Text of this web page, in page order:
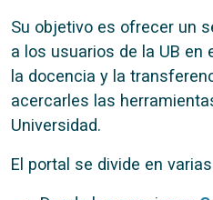
Su objetivo es ofrecer un
a los usuarios de la UB en
la docencia y la
acercarles las
Universidad.
El portal se divide en